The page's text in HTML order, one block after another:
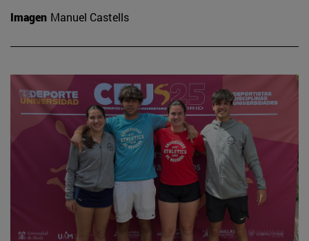
Imagen Manuel Castells